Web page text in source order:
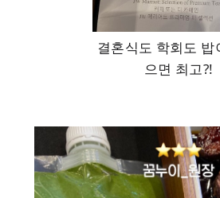
결혼식도 학회도 밥
으면 최고?!